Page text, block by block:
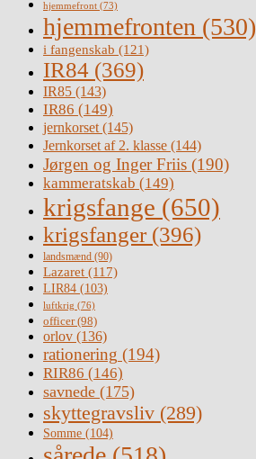
hjemmefront (73)
hjemmefronten (530)
i fangenskab (121)
IR84 (369)
IR85 (143)
IR86 (149)
jernkorset(145)
Jernkorset af 2. klasse (144)
Jørgen og Inger Friis (190)
kammeratskab (149)
krigsfange (650)
krigsfanger (396)
landsmænd (90)
Lazaret (117)
LIR84 (103)
luftkrig (76)
officer(98)
orlov (136)
rationering (194)
RIR86 (146)
savnede (175)
skyttegravsliv (289)
Somme (104)